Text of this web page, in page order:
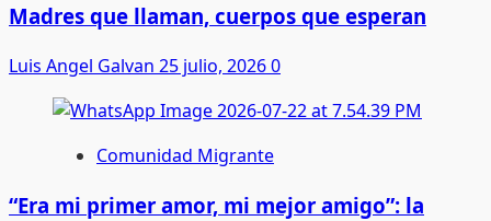
Madres que llaman, cuerpos que esperan
Luis Angel Galvan 25 julio, 20260
Comunidad Migrante
“Era mi primer amor, mi mejor amigo”: la